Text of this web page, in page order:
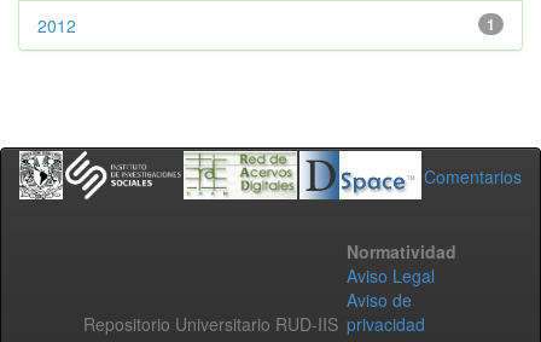
1
2012
Comentarios
Repositorio Universitario RUD-IIS
Normatividad
Aviso Legal
Aviso de
privacidad